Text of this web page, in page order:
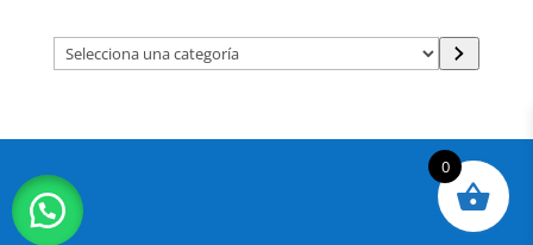
Selecciona
una
0